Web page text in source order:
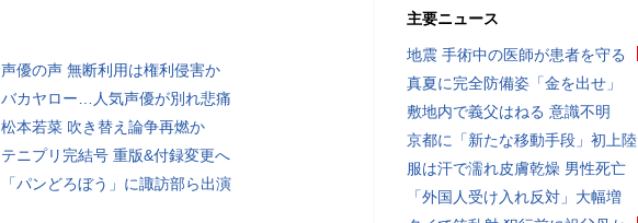
声優の声 無断利用は権利侵害か
バカヤロー…人気声優が別れ悲痛
松本若菜 吹き替え論争再燃か
テニプリ完結号 重版&付録変更へ
「パンどろぼう」に諏訪部ら出演
主要ニュース
地震 手術中の医師が患者を守る
真夏に完全防備姿「金を出せ」
敷地内で義父はねる 意識不明
京都に「新たな移動手段」初上陸
服は汗で濡れ皮膚乾燥 男性死亡
「外国人受け入れ反対」大幅増